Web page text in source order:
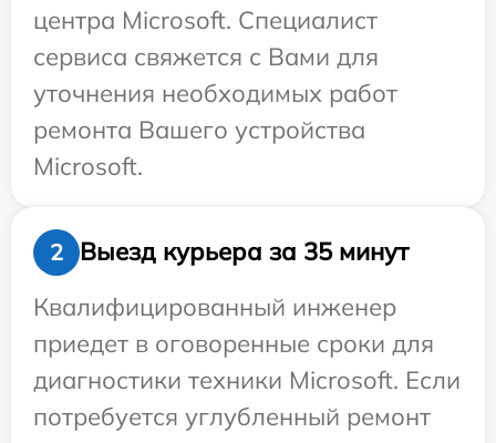
центра Microsoft. Специалист
сервиса свяжется с Вами для
уточнения необходимых работ
ремонта Вашего устройства
Microsoft.
2
Выезд курьера за 35 минут
Квалифицированный инженер
приедет в оговоренные сроки для
диагностики техники Microsoft. Если
потребуется углубленный ремонт